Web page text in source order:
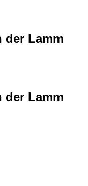
der Lamm
der Lamm